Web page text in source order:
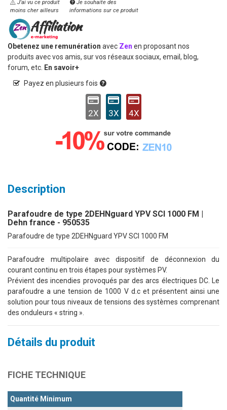
J'ai vu ce produit
moins cher ailleurs
Je souhaite des
informations sur ce produit
Obetenez une remunération avec Zen en proposant nos
produits avec vos amis, sur vos réseaux sociaux, email, blog,
forum, etc. En savoir+
Payez en plusieurs fois
2X 3X 4X
Description
Parafoudre de type 2DEHNguard YPV SCI 1000 FM |
Dehn france - 950535
Parafoudre de type 2DEHNguard YPV SCI 1000 FM
Parafoudre multipolaire avec dispositif de déconnexion du
courant continu en trois étapes pour systèmes PV.
Prévient des incendies provoqués par des arcs électriques DC. Le
parafoudre a une tension de 1000 V d.c et présentent ainsi une
solution pour tous niveaux de tensions des systèmes comprenant
des onduleurs « string ».
Détails du produit
FICHE TECHNIQUE
Quantité Minimum